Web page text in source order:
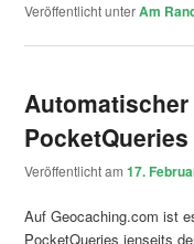
Veröffentlicht unterAm
Veröffentlicht am17.
Auf Geocaching.com ist
PocketQueries jenseits